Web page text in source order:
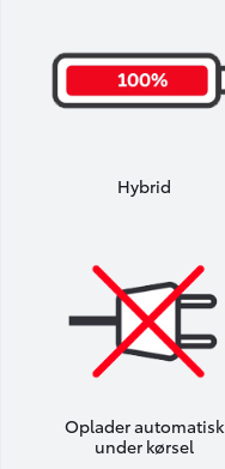
Hybrid
Oplader automatisk
under kørsel